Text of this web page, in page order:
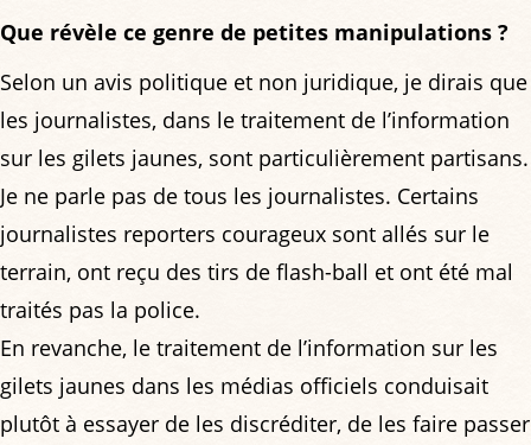
Que révèle ce genre de petites manipulations ?
Selon un avis politique et non juridique, je dirais que
les journalistes, dans le traitement de l’information
sur les gilets jaunes, sont particulièrement partisans.
Je ne parle pas de tous les journalistes. Certains
journalistes reporters courageux sont allés sur le
terrain, ont reçu des tirs de flash-ball et ont été mal
traités pas la police.
En revanche, le traitement de l’information sur les
gilets jaunes dans les médias officiels conduisait
plutôt à essayer de les discréditer, de les faire passer